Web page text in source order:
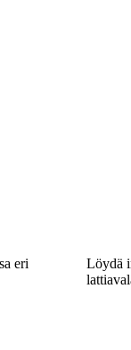
eri
Löydä